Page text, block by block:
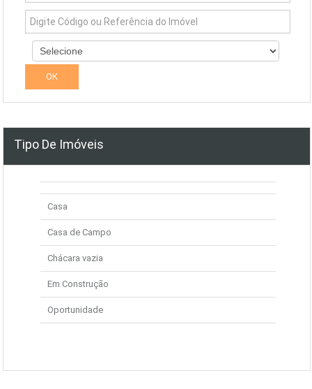
Tipo De Imóveis
Casa
Casa de Campo
Chácara vazia
Em Construção
Oportunidade